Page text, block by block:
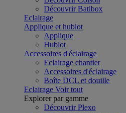
Découvrir Batibox
Eclairage
Applique et hublot
Applique
Hublot
Accessoires d'éclairage
Eclairage chantier
Accessoires d'éclairage
Boîte DCL et douille
Eclairage Voir tout
Explorer par gamme
Découvrir Plexo